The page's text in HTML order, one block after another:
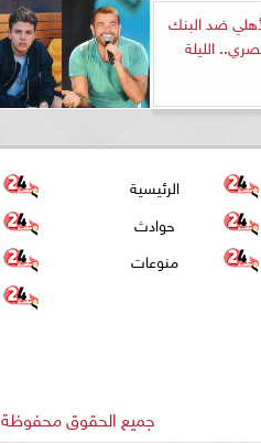
ضد البنك
الليلة
الرئيسية
حوادث
منوعات
جميع الحقوق محفوظة